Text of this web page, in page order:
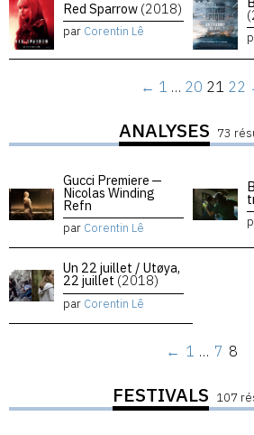
Red Sparrow (2018)
par Corentin Lê
← 1 … 20 21 22
ANALYSES 73
Gucci Premiere —
Nicolas Winding
Refn
par Corentin Lê
Un 22 juillet / Utøya,
22 juillet (2018)
par Corentin Lê
← 1 … 7 8
FESTIVALS 107